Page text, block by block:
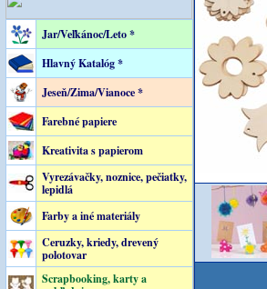
Jar/Veľkánoc/Leto *
Hlavný Katalóg *
Jeseň/Zima/Vianoce *
Farebné papiere
Kreativita s papierom
Vyrezávačky, noznice, pečiatky,
lepidlá
Farby a iné materiály
Ceruzky, kriedy, drevený
polotovar
Scrapbooking, karty a